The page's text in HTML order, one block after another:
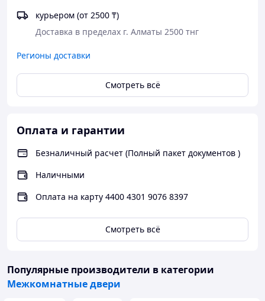
курьером (от 2500 ₸)
Доставка в пределах г. Алматы 2500 тнг
Регионы доставки
Смотреть всё
Оплата и гарантии
Безналичный расчет (Полный пакет документов )
Наличными
Оплата на карту 4400 4301 9076 8397
Смотреть всё
Популярные производители в категории
Межкомнатные двери